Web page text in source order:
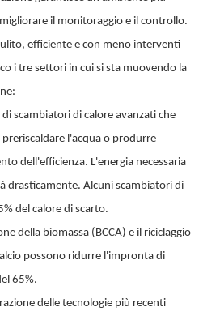
il monitoraggio e il controllo.
efficiente e con meno interventi
i tre settori in cui si sta muovendo la
scambiatori di calore avanzati che
l'acqua o produrre
dell'efficienza. L'energia necessaria
drasticamente. Alcuni scambiatori di
del calore di scarto.
della biomassa (BCCA) e il riciclaggio
possono ridurre l'impronta di
65%.
delle tecnologie più recenti